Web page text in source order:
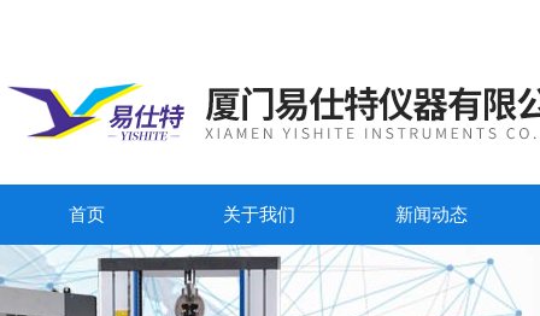
首页 关于我们 新闻动态